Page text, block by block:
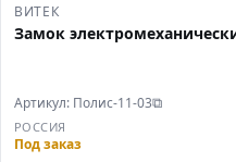
ВИТЕК
Замок
Артикул: Полис-11-03⧉
РОССИЯ
Под заказ